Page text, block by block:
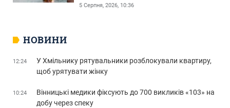
5 Серпня, 2026, 10:36
НОВИНИ
12:24
У Хмільнику рятувальники розблокували квартиру,
щоб урятувати жінку
10:24
Вінницькі медики фіксують до 700 викликів «103» на
добу через спеку